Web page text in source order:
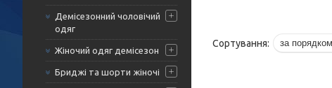
Демісезонний чоловічий
одяг
Жіночий одяг демісезон
Бриджі та шорти жіночі